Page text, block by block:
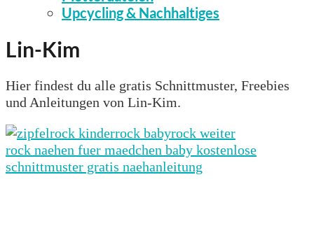
Upcycling & Nachhaltiges
Lin-Kim
Hier findest du alle gratis Schnittmuster, Freebies
und Anleitungen von Lin-Kim.